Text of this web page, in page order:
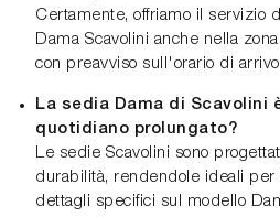
Certamente, offriamo il servizio
Dama Scavolini anche nella
con preavviso sull'orario di
La sedia Dama di Scavolini
quotidiano prolungato?
Le sedie Scavolini sono
durabilità, rendendole ideali per
dettagli specifici sul modello